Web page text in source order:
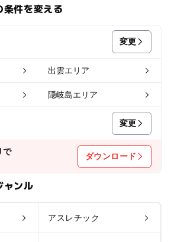
件を変える
変更
出雲エリア
隠岐島エリア
変更
で
ダウンロード
ャンル
アスレチック